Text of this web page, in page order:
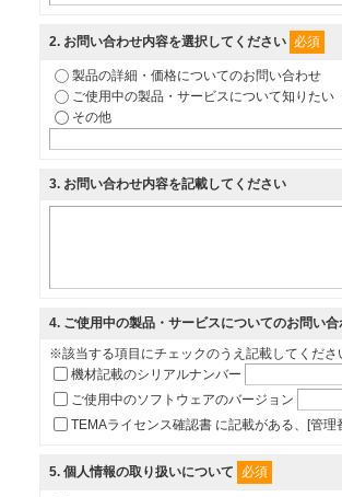
2. お問い合わせ内容を選択してください 必須
製品の詳細・価格についてのお問い合わせ
ご使用中の製品・サービスについて知りたい
その他
3. お問い合わせ内容を記載してください
4. ご使用中の製品・サービスについてのお問い
※該当する項目にチェックのうえ記載してくださ
機材記載のシリアルナンバー
ご使用中のソフトウェアのバージョン
TEMAライセンス確認書 に記載がある、[管理
5. 個人情報の取り扱いについて 必須